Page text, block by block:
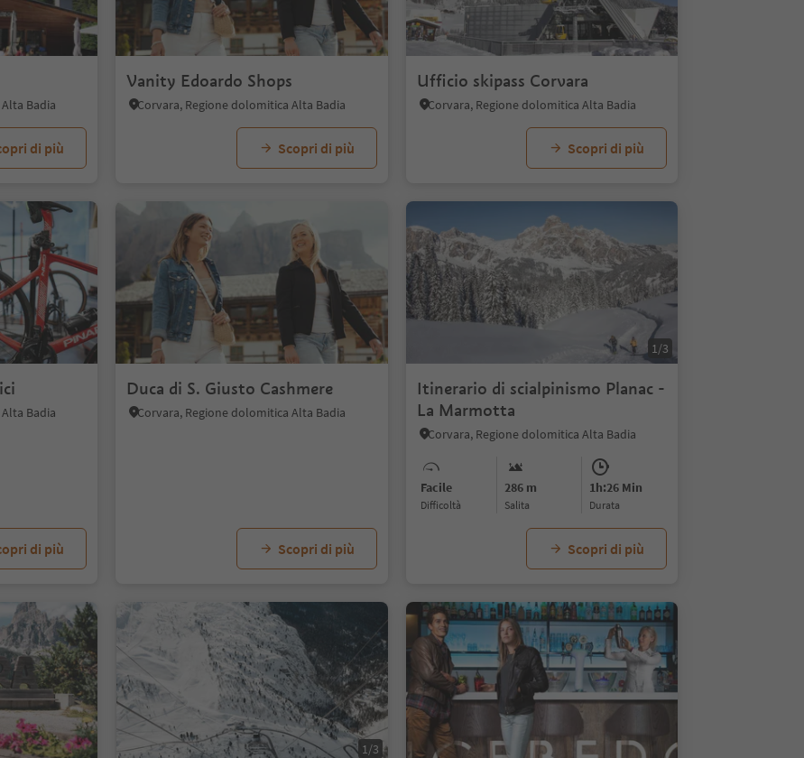
Badia
di più
Vanity Edoardo Shops
Corvara, Regione dolomitica Alta Badia
Scopri di più
Ufficio skipass Corvara
Corvara, Regione dolomitica Alta Badia
Scopri di più
Badia
di più
Duca di S. Giusto Cashmere
Corvara, Regione dolomitica Alta Badia
Scopri di più
1/3
Itinerario di scialpinismo Planac -
La Marmotta
Corvara, Regione dolomitica Alta Badia
Facile
Difficoltà
286 m
Salita
1h:26 Min
durata
Scopri di più
1/3